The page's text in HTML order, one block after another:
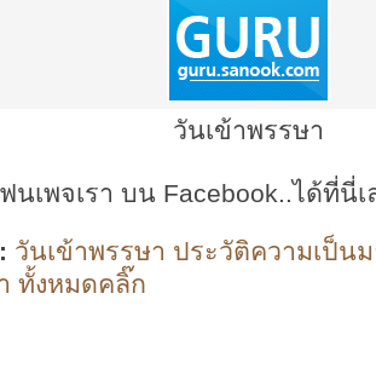
วันเข้าพรรษา
นเพจเรา บน Facebook..ได้ที่นี่เ
วันเข้าพรรษา ประวัติความเป็น
ทั้งหมดคลิ๊ก